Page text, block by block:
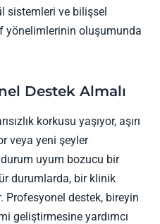
sistemleri ve bilişsel
yönelimlerinin oluşumunda
Destek Almalı
korkusu yaşıyor, aşırı
veya yeni şeyler
durum uyum bozucu bir
durumlarda, bir klinik
Profesyonel destek, bireyin
geliştirmesine yardımcı